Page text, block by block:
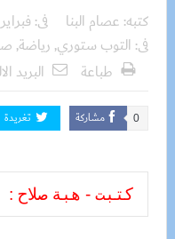
كتبه: عصام البنا فى: فبراير 23, 2019
فى: التوب ستوري, رياضة,
طباعة
البريد
مشاركة 0 تغريدة
كتبت - هبة صلاح :